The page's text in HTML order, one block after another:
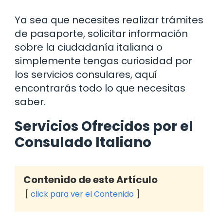
Ya sea que necesites realizar trámites
de pasaporte, solicitar información
sobre la ciudadanía italiana o
simplemente tengas curiosidad por
los servicios consulares, aquí
encontrarás todo lo que necesitas
saber.
Servicios Ofrecidos por el
Consulado Italiano
Contenido de este Artículo
click para ver el Contenido